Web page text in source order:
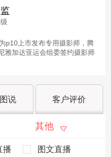
p10上市发布专用摄影师，腾
雅加达亚运会组委签约摄影师
说 客户评价
其他
播
图文直播